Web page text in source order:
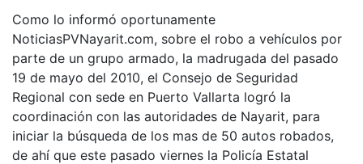
Como lo informó oportunamente
NoticiasPVNayarit.com, sobre el robo a vehículos por
parte de un grupo armado, la madrugada del pasado
19 de mayo del 2010, el Consejo de Seguridad
Regional con sede en Puerto Vallarta logró la
coordinación con las autoridades de Nayarit, para
iniciar la búsqueda de los mas de 50 autos robados,
de ahí que este pasado viernes la Policía Estatal